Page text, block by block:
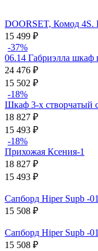
DOORSET, Комод
15 499 ₽
-37%
06.14 Габриэлла шкаф
24 476 ₽
15 502 ₽
-18%
Шкаф 3-х створчатый
18 827 ₽
15 493 ₽
-18%
Прихожая Ксения-1
18 827 ₽
15 493 ₽
Сапборд Hiper Supb -
15 508 ₽
Сапборд Hiper Supb -
15 508 ₽